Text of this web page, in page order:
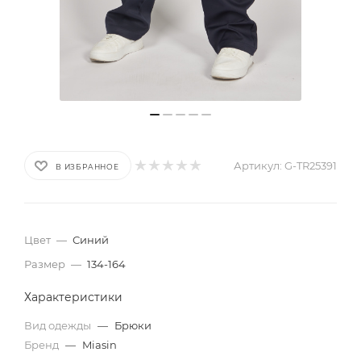
В ИЗБРАННОЕ Артикул: G-TR25391
Цвет — Синий
Размер — 134-164
Характеристики
Вид одежды — Брюки
Бренд — Miasin